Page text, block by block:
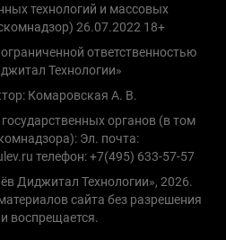
технологий и массовых
26.07.2022 18+
ответственностью
Технологии»
Комаровская А. В.
органов (в том
Эл. почта:
телефон: +7(495) 633-57-57
Диджитал Технологии», 2026.
сайта без разрешения
воспрещается.